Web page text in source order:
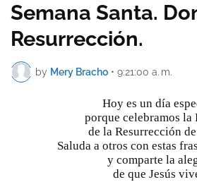
Semana Santa.
Resurrección.
by Mery Bracho • 9:21:00 a. m.
Hoy es un día
porque celebramos la
de la Resurrección de
Saluda a otros con estas
y comparte la
de que Jesús